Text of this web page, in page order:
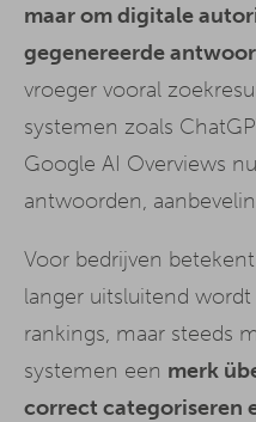
maar om digitale
gegenereerde
vroeger vooral
systemen zoals
Google AI Overviews
antwoorden,
Voor bedrijven
langer uitsluitend
rankings, maar steeds
systemen een merk
correct categoriseren